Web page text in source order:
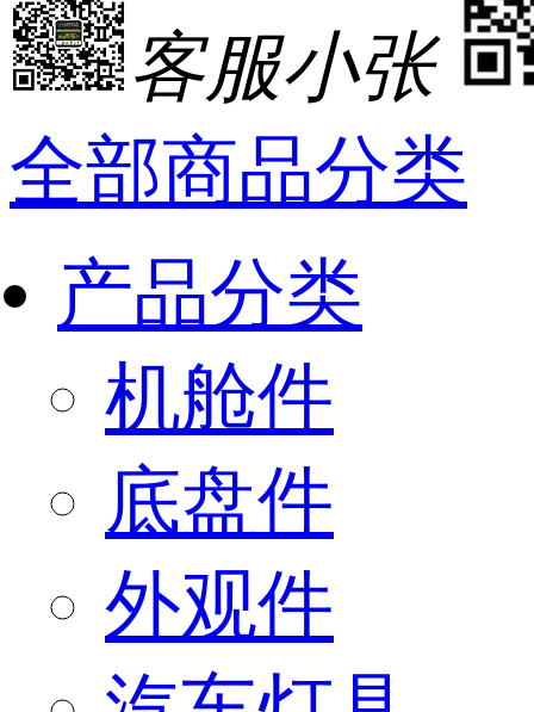
客服小张
全部商品分类
产品分类
机舱件
底盘件
外观件